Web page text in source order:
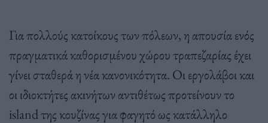
Για πολλούς κατοίκους των πόλεων, η απουσία ενός
πραγματικά καθορισμένου χώρου τραπεζαρίας έχει
γίνει σταθερά η νέα κανονικότητα. Οι εργολάβοι και
οι ιδιοκτήτες ακινήτων αντιθέτως προτείνουν το
island της κουζίνας για φαγητό ως κατάλληλο